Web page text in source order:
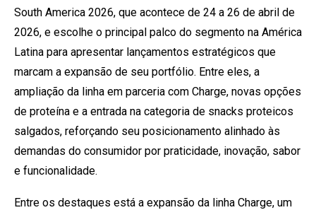
South America 2026, que acontece de 24 a 26 de abril de
2026, e escolhe o principal palco do segmento na América
Latina para apresentar lançamentos estratégicos que
marcam a expansão de seu portfólio. Entre eles, a
ampliação da linha em parceria com Charge, novas opções
de proteína e a entrada na categoria de snacks proteicos
salgados, reforçando seu posicionamento alinhado às
demandas do consumidor por praticidade, inovação, sabor
e funcionalidade.
Entre os destaques está a expansão da linha Charge, um